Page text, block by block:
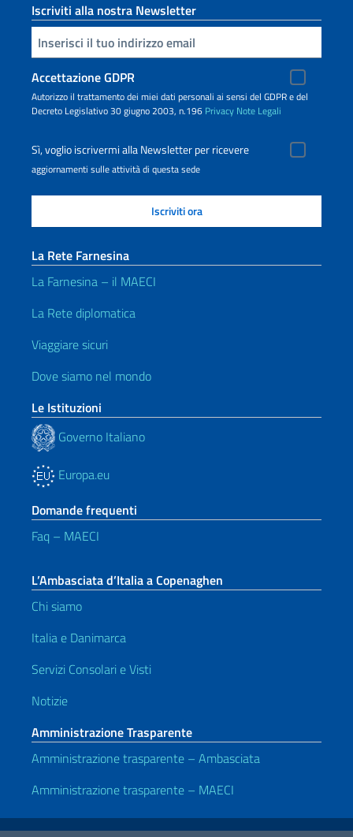
Iscriviti alla nostra Newsletter
Inserisci la tua email
Accettazione GDPR
Autorizzo il trattamento dei miei dati personali ai sensi del GDPR e del
Decreto Legislativo 30 giugno 2003, n.196 Privacy Note Legali
Sì, voglio iscrivermi alla Newsletter per ricevere
aggiornamenti sulle attività di questa sede
La Rete Farnesina
La Farnesina – il MAECI
La Rete diplomatica
Viaggiare sicuri
Dove siamo nel mondo
Le Istituzioni
Governo Italiano
Europa.eu
Domande frequenti
Faq – MAECI
L’Ambasciata d’Italia a Copenaghen
Chi siamo
Italia e Danimarca
Servizi Consolari e Visti
Notizie
Amministrazione Trasparente
Amministrazione trasparente – Ambasciata
Amministrazione trasparente – MAECI
Link Utili